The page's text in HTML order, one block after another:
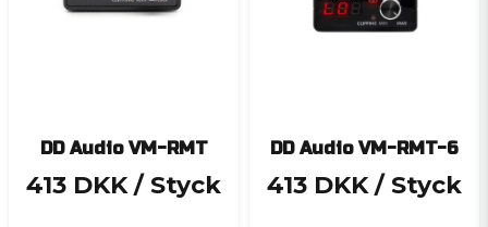
DD Audio VM-RMT
413 DKK / Styck
DD Audio VM-RMT-6
413 DKK / Styck